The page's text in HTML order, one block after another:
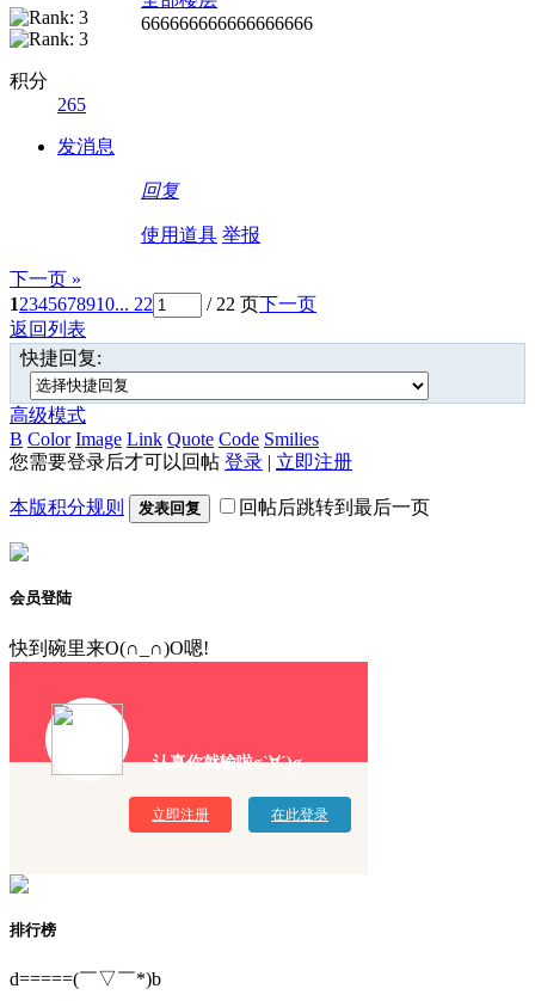
积分
265
发消息
666666666666666666
回复
使用道具 举报
下一页 »
12345678910... 22 / 22 页下一页
返回列表
快捷回复:
高级模式
B Color Image Link Quote Code Smilies
您需要登录后才可以回帖 登录 | 立即注册
本版积分规则 发表回复 回帖后跳转到最后一页
会员登陆
快到碗里来O(∩_∩)O嗯!
认真你就输啦σ`∀´)σ
立即注册 在此登录
排行榜
d=====(￣▽￣*)b